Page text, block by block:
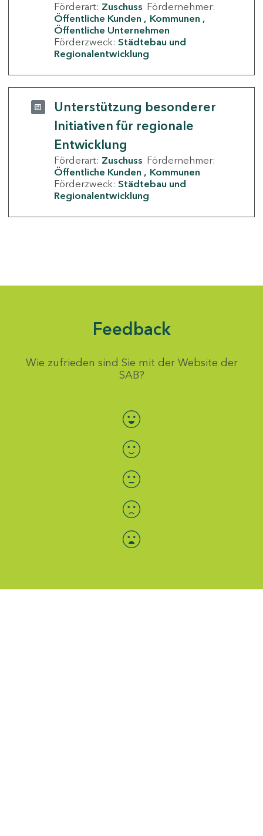
Förderart: Zuschuss Fördernehmer:
Öffentliche Kunden
Kommunen
Öffentliche Unternehmen
Förderzweck: Städtebau und
Regionalentwicklung
Unterstützung besonderer
Initiativen für regionale
Entwicklung
Förderart: Zuschuss Fördernehmer:
Öffentliche Kunden
Kommunen
Förderzweck: Städtebau und
Regionalentwicklung
Feedback
Wie zufrieden sind Sie mit der Website der
SAB?
Bewertung auswählen